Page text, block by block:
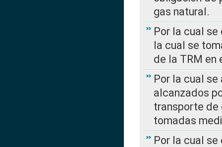
gas natural.
Por la cual se
la cual se
de la TRM en
Por la cual
alcanzados
transporte de
tomadas
Por la cual